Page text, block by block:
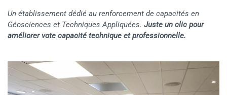
Un établissement dédié au renforcement de capacités en
Géosciences et Techniques Appliquées. Juste un clic pour
améliorer vote capacité technique et professionnelle.